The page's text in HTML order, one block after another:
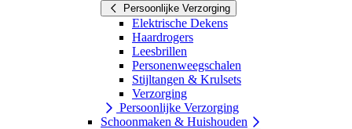
Persoonlijke Verzorging
Elektrische Dekens
Haardrogers
Leesbrillen
Personenweegschalen
Stijltangen & Krulsets
Verzorging
Persoonlijke Verzorging
Schoonmaken & Huishouden